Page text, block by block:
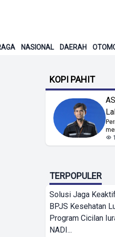
NASIONAL DAERAH
KOPI PAHIT
TERPOPULER
Solusi Jaga
BPJS Kesehatan
Program Cicilan
NADI...